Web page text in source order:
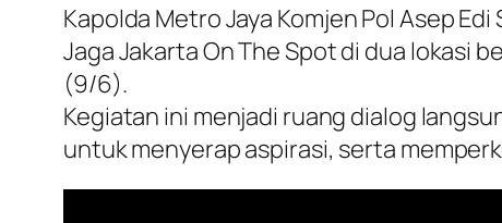
Kapolda Metro Jaya Komjen Pol Asep
Jaga Jakarta On The Spot di dua lokasi
(9/6).
Kegiatan ini menjadi ruang dialog
untuk menyerap aspirasi, serta